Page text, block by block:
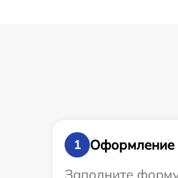
1
Оформление
Заполните